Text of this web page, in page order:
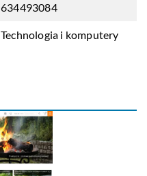
634493084
Technologia i komputery